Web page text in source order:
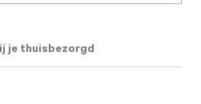
je thuisbezorgd